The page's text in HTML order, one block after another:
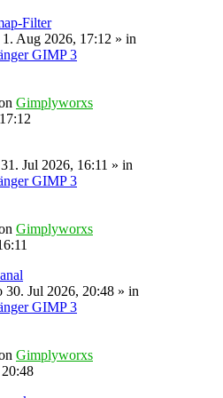
Filter
1. Aug 2026, 17:12 » in
GIMP 3
Gimplyworxs
Jul 2026, 16:11 » in
GIMP 3
Gimplyworxs
30. Jul 2026, 20:48 » in
GIMP 3
Gimplyworxs